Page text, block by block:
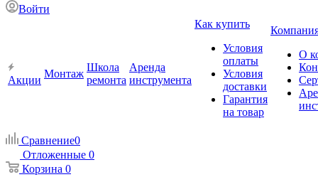
Войти
Акции
Монтаж
Школа
ремонта
Аренда
инструмента
Как купить
Условия
оплаты
Условия
доставки
Гарантия
на товар
О
Сравнение0
Отложенные 0
Корзина 0